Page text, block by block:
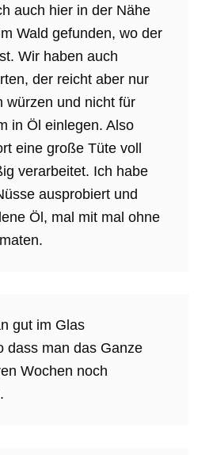
auch hier in der Nähe
Wald gefunden, wo der
Wir haben auch
der reicht aber nur
würzen und nicht für
in Öl einlegen. Also
eine große Tüte voll
verarbeitet. Ich habe
ausprobiert und
Öl, mal mit mal ohne
gut im Glas
dass man das Ganze
Wochen noch